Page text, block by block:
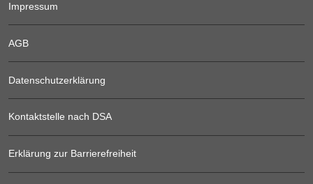
Impressum
AGB
Datenschutzerklärung
Kontaktstelle nach DSA
Erklärung zur Barrierefreiheit